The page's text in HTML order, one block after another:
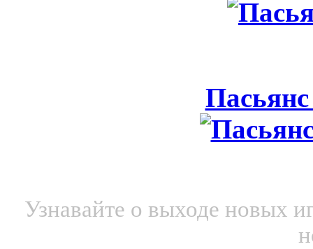
Узнавайте о выходе новых